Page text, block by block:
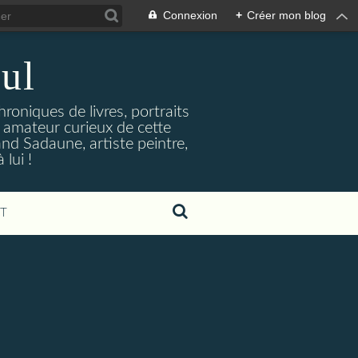
Connexion + Créer mon blog
de livres, portraits
curieux de cette
Sadaune, artiste peintre,
lui !